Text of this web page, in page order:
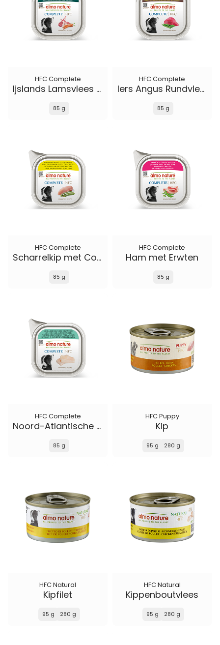
HFC Complete
Ijslands Lamsvlees met Wortelen
85 g
HFC Complete
Iers Angus Rundvlees met Groene Bonen
85 g
HFC Complete
Scharrelkip met Courgette
85 g
HFC Complete
Ham met Erwten
85 g
HFC Complete
Noord-Atlantische Pollachius
85 g
HFC Puppy
Kip
95 g 280 g
HFC Natural
Kipfilet
95 g 280 g
HFC Natural
Kippenboutvlees
95 g 280 g